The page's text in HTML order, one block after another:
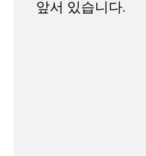
앞서 있습니다.